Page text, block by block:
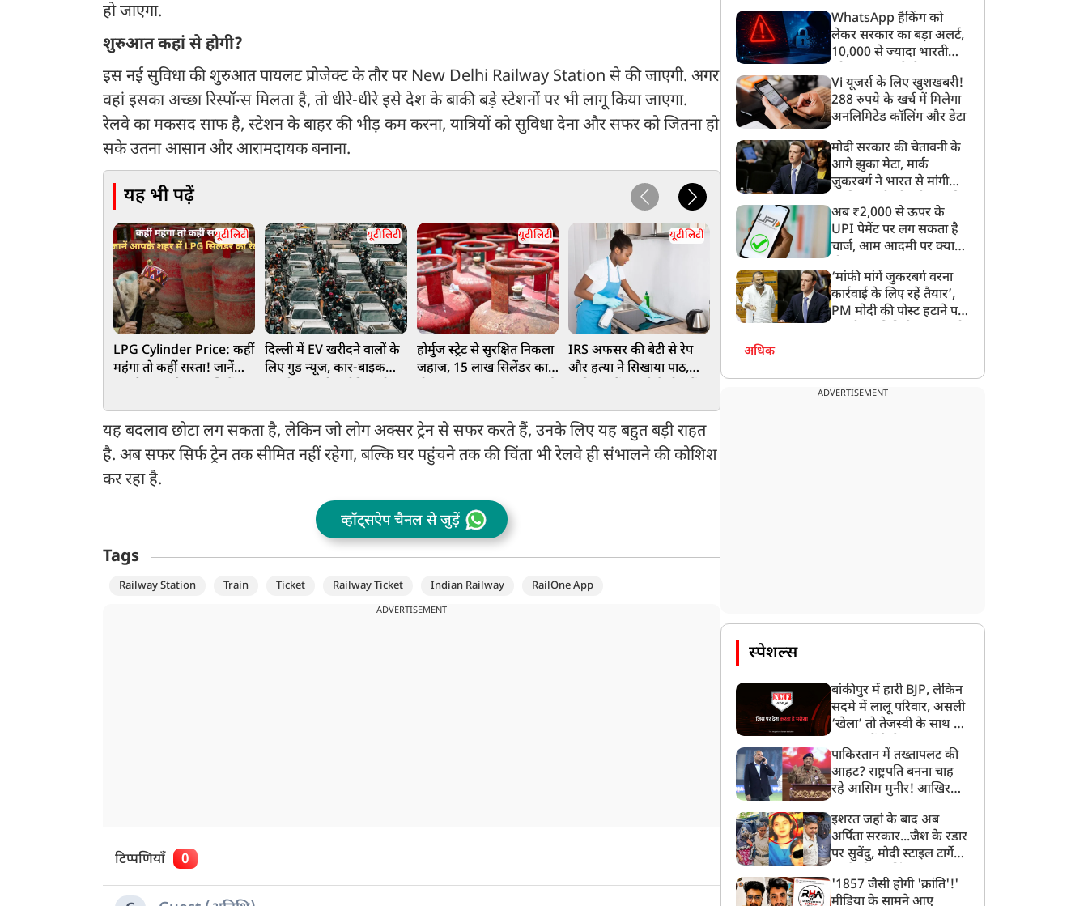
हो जाएगा.
शुरुआत कहां से होगी?
इस नई सुविधा की शुरुआत पायलट प्रोजेक्ट के तौर पर New Delhi Railway Station से की जाएगी. अगर
वहां इसका अच्छा रिस्पॉन्स मिलता है, तो धीरे-धीरे इसे देश के बाकी बड़े स्टेशनों पर भी लागू किया जाएगा.
रेलवे का मकसद साफ है, स्टेशन के बाहर की भीड़ कम करना, यात्रियों को सुविधा देना और सफर को जितना हो
सके उतना आसान और आरामदायक बनाना.
यह भी पढ़ें
यूटीलिटी
LPG Cylinder Price: कहीं
महंगा तो कहीं सस्ता! जानें
यूटीलिटी
दिल्ली में EV खरीदने वालों के
लिए गुड न्यूज, कार-बाइक
ड्राफ्ट जारी
यूटीलिटी
होर्मुज स्ट्रेट से सुरक्षित निकला
जहाज, 15 लाख सिलेंडर का
यूटीलिटी
IRS अफसर की बेटी से रेप
और हत्या ने सिखाया पाठ,
यूटीलिटी
LPG Price Hike : चुनाव
खत्‍म होते ही बड़ा झटका!
1000 रुपये तक बढ़े एलपीजी
सिलेंडर के दाम, जानें नए रेट
41 मिनट में", रेल मंत्री अश्विनी
वैष्णव ने बिहार की जनता को
यह बदलाव छोटा लग सकता है, लेकिन जो लोग अक्सर ट्रेन से सफर करते हैं, उनके लिए यह बहुत बड़ी राहत
है. अब सफर सिर्फ ट्रेन तक सीमित नहीं रहेगा, बल्कि घर पहुंचने तक की चिंता भी रेलवे ही संभालने की कोशिश
कर रहा है.
व्हॉट्सऐप चैनल से जुड़ें
Tags
Railway Station Train Ticket Railway Ticket Indian Railway RailOne App
ADVERTISEMENT
टिप्पणियाँ 0
WhatsApp हैकिंग को
लेकर सरकार का बड़ा अलर्ट,
10,000 से ज्यादा भारतीयों
गया
Vi यूजर्स के लिए खुशखबरी!
288 रुपये के खर्च में मिलेगा
अनलिमिटेड कॉलिंग और डेटा
मोदी सरकार की चेतावनी के
आगे झुका मेटा, मार्क
ज़ुकरबर्ग ने भारत से मांगी
अब ₹2,000 से ऊपर के
UPI पेमेंट पर लग सकता है
चार्ज, आम आदमी पर क्या
‘मांफी मांगें जुकरबर्ग वरना
कार्रवाई के लिए रहें तैयार’,
PM मोदी की पोस्ट हटाने पर
अधिक
ADVERTISEMENT
स्पेशल्स
बांकीपुर में हारी BJP, लेकिन
सदमे में लालू परिवार, असली
‘खेला’ तो तेजस्वी के साथ हो
पाकिस्तान में तख्तापलट की
आहट? राष्ट्रपति बनना चाह
रहे आसिम मुनीर! आखिर
बनाया मोहरा?
इशरत जहां के बाद अब
अर्पिता सरकार...जैश के रडार
पर सुवेंदु, मोदी स्टाइल टार्गेट
बड़ा एक्शन!
'1857 जैसी होगी 'क्रांति'!'
मीडिया के सामने आए